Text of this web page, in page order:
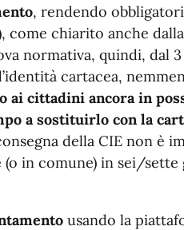
, rendendo
come chiarito anche
normativa, quindi, dal
cartacea,
ai cittadini ancora in
a sostituirlo con la
della CIE non è
(o in comune) in sei/
usando la